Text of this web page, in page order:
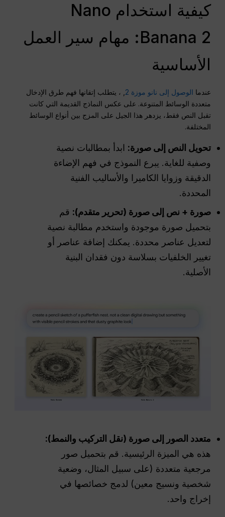
كيفية استخدام Nano
Banana 2: مهام سير العمل
الأساسية
عندما الوصول إلى نانو موزة 2
, ، يتطلب إتقانها فهم طرق الإدخال
متعددة الوسائط المتنوعة. على عكس النماذج القديمة التي كانت
تقبل النص فقط، يزدهر هذا الجيل على المزج بين أنواع الوسائط
المختلفة.
تحويل النص إلى صورة: ابدأ بمطالبات نصية
وصفية للغاية. يبرع النموذج في فهم الإضاءة
الدقيقة وزوايا الكاميرا والأساليب الفنية
المحددة.
صورة + نص إلى صورة (تحرير متقدم): قم
بتحميل صورة موجودة واستخدم مطالبة نصية
لتعديل عناصر محددة. يمكنك إضافة عناصر أو
تغيير الخلفيات بسلاسة دون فقدان البنية
الأصلية.
متعدد الصور إلى صورة (نقل التركيب والنمط):
هذه هي الميزة الرئيسية. قم بتحميل صور
مرجعية متعددة (على سبيل المثال، وضعية
شخصية ونسيج معين) لدمج خصائصها في
إخراج واحد.